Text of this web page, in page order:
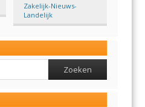
Zakelijk-Nieuws-
Landelijk